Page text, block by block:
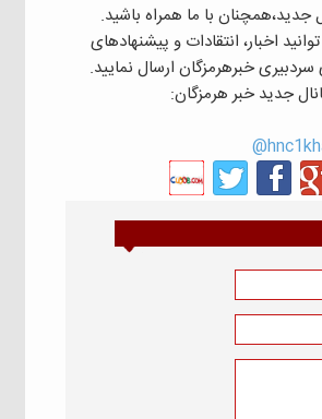
جدید،همچنان با ما همراه باشید.
اخبار، انتقادات و پیشنهادهای
خبرهرمزگان ارسال نمایید.
جدید خبر هرمزگان: